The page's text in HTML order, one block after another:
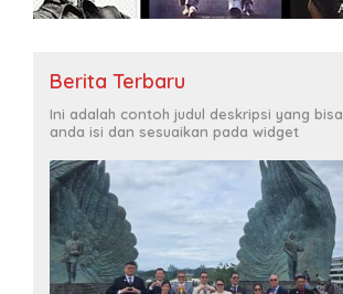
Berita Terbaru
Ini adalah contoh judul deskripsi yang bisa
anda isi dan sesuaikan pada widget